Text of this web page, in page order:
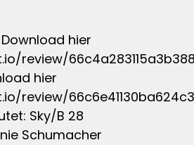
hier
review/
hier
review/
Sky/B 28
Schumacher